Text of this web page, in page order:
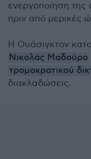
ενεργοποίηση της
πριν από μερικές
Η Ουάσιγκτον
Νικολάς Μαδούρο
τρομοκρατικού
διακλαδώσεις.